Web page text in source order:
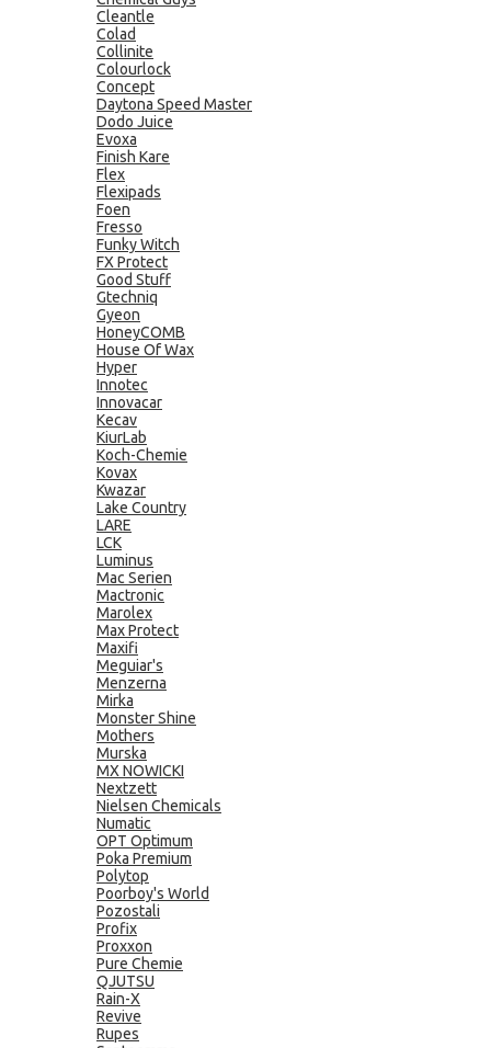
Cleantle
Colad
Collinite
Colourlock
Concept
Daytona Speed Master
Dodo Juice
Evoxa
Finish Kare
Flex
Flexipads
Foen
Fresso
Funky Witch
FX Protect
Good Stuff
Gtechniq
Gyeon
HoneyCOMB
House Of Wax
Hyper
Innotec
Innovacar
Kecav
KiurLab
Koch-Chemie
Kovax
Kwazar
Lake Country
LARE
LCK
Luminus
Mac Serien
Mactronic
Marolex
Max Protect
Maxifi
Meguiar's
Menzerna
Mirka
Monster Shine
Mothers
Murska
MX NOWICKI
Nextzett
Nielsen Chemicals
Numatic
OPT Optimum
Poka Premium
Polytop
Poorboy's World
Pozostali
Profix
Proxxon
Pure Chemie
QJUTSU
Rain-X
Revive
Rupes